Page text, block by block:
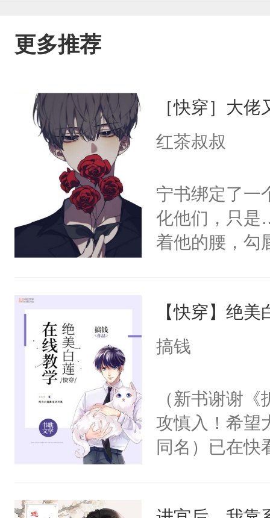
更多推荐
［快穿］大
红茶叔叔
宁书绑定了一
化他们，只是
着他的腰，勾
来，给老公
用力——为你
【快穿】绝
搞钱
（新书谢谢
攻慎入！希望
同名）已在快